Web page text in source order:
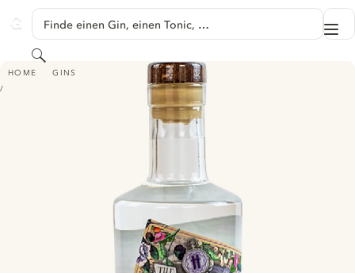
GINVENTORY
Finde einen Gin, einen Tonic, …
Suchen
HOME GINS
HARLEY HOUSE - THE HEDGEROW ONE